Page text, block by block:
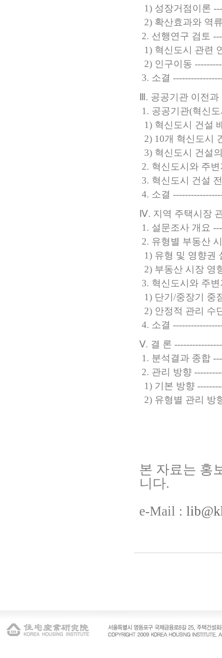
1) 성장거점이론
2) 확산효과와 역
2. 선행연구 검토
1) 혁신도시 관련
2) 인구이동
3. 소결
Ⅲ. 공공기관 이전
1. 공공기관(혁신
1) 혁신도시 건설
2) 10개 혁신도시
3) 혁신도시 건설
2. 혁신도시와 주
3. 혁신도시 건설
4. 소결
Ⅳ. 지역 주택시장
1. 설문조사 개요
2. 유형별 부동산
1) 유형 및 영향권
2) 부동산 시장 영
3. 혁신도시와 주
1) 단기/중장기 중
2) 안정적 관리 수
4. 소결
Ⅴ. 결 론
1. 분석결과 종합
2. 관리 방향
1) 기본 방향
2) 유형별 관리 방
본 자료는 홍
니다.
e-Mail :